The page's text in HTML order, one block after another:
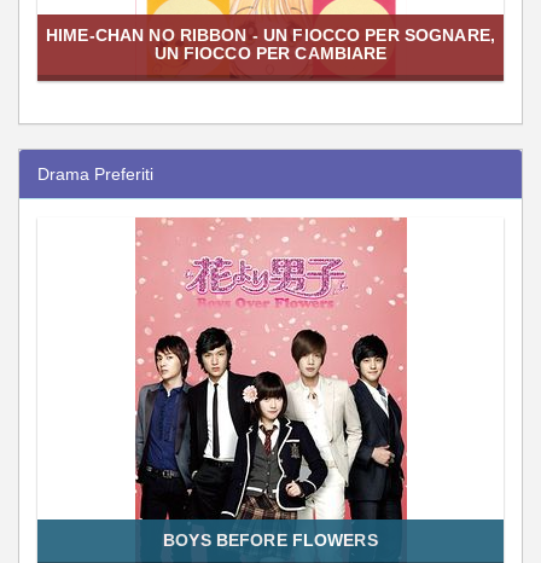
HIME-CHAN NO RIBBON - UN FIOCCO PER SOGNARE,
UN FIOCCO PER CAMBIARE
Drama Preferiti
BOYS BEFORE FLOWERS